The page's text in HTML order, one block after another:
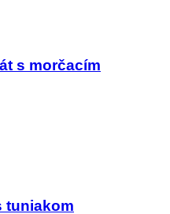
s morčacím
tuniakom